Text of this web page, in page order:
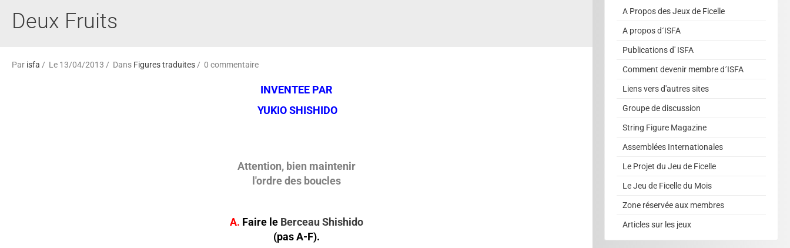
Deux Fruits
Par isfa Le 13/04/2013 Dans Figures traduites 0 commentaire
INVENTEE PAR
YUKIO SHISHIDO
Attention, bien maintenir
l'ordre des boucles
A. Faire le Berceau Shishido
(pas A-F).
A Propos des Jeux de Ficelle
A propos d´ISFA
Publications d' ISFA
Comment devenir membre d´ISFA
Liens vers d'autres sites
Groupe de discussion
String Figure Magazine
Assemblées Internationales
Le Projet du Jeu de Ficelle
Le Jeu de Ficelle du Mois
Zone réservée aux membres
Articles sur les jeux